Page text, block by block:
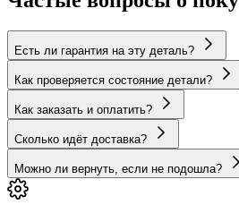
Есть ли гарантия на эту деталь?
Как проверяется состояние детали?
Как заказать и оплатить?
Сколько идёт доставка?
Можно ли вернуть, если не подошла?